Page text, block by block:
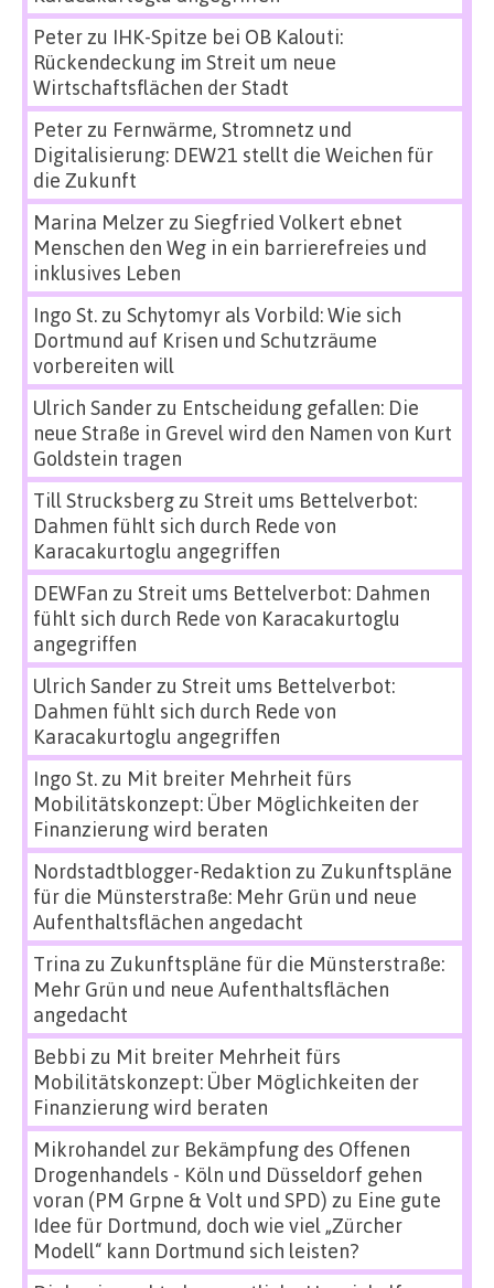
Peterzu IHK-Spitze bei OB Kalouti:
Rückendeckung im Streit um neue
Wirtschaftsflächen der Stadt
Peterzu Fernwärme, Stromnetz und
Digitalisierung: DEW21 stellt die Weichen für
die Zukunft
Marina Melzerzu Siegfried Volkert ebnet
Menschen den Weg in ein barrierefreies und
inklusives Leben
Ingo St.zu Schytomyr als Vorbild: Wie sich
Dortmund auf Krisen und Schutzräume
vorbereiten will
Ulrich Sanderzu Entscheidung gefallen: Die
neue Straße in Grevel wird den Namen von Kurt
Goldstein tragen
Till Strucksbergzu Streit ums Bettelverbot:
Dahmen fühlt sich durch Rede von
Karacakurtoglu angegriffen
DEWFan zu Streit ums Bettelverbot: Dahmen
fühlt sich durch Rede von Karacakurtoglu
angegriffen
Ulrich Sanderzu Streit ums Bettelverbot:
Dahmen fühlt sich durch Rede von
Karacakurtoglu angegriffen
Ingo St.zu Mit breiter Mehrheit fürs
Mobilitätskonzept: Über Möglichkeiten der
Finanzierung wird beraten
Nordstadtblogger-Redaktion zu Zukunftspläne
für die Münsterstraße: Mehr Grün und neue
Aufenthaltsflächen angedacht
Trina zu Zukunftspläne für die Münsterstraße:
Mehr Grün und neue Aufenthaltsflächen
angedacht
Bebbi zu Mit breiter Mehrheit fürs
Mobilitätskonzept: Über Möglichkeiten der
Finanzierung wird beraten
Mikrohandel zur Bekämpfung des Offenen
Drogenhandels - Köln und Düsseldorf gehen
voran (PM Grpne & Volt und SPD) zu Eine gute
Idee für Dortmund, doch wie viel „Zürcher
Modell“ kann Dortmund sich leisten?